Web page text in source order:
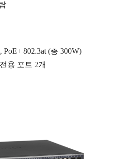
PoE+ 802.3at (총 300W)
용 포트 2개